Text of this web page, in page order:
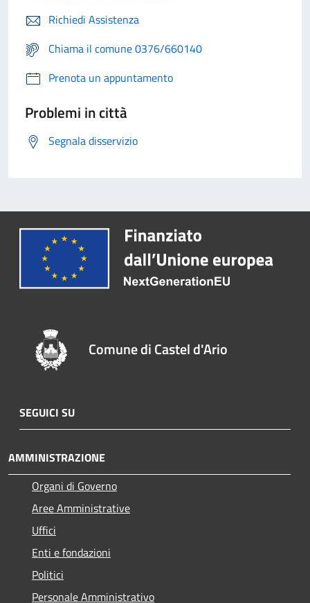
Richiedi Assistenza
Chiama il comune 0376/660140
Prenota un appuntamento
Problemi in città
Segnala disservizio
Comune di Castel d'Ario
SEGUICI SU
AMMINISTRAZIONE
Organi di Governo
Aree Amministrative
Uffici
Enti e fondazioni
Politici
Personale Amministrativo